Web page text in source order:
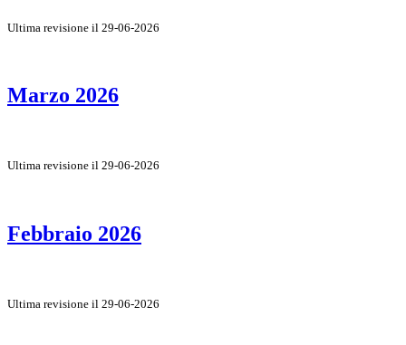
Ultima revisione il 29-06-2026
Marzo 2026
Ultima revisione il 29-06-2026
Febbraio 2026
Ultima revisione il 29-06-2026